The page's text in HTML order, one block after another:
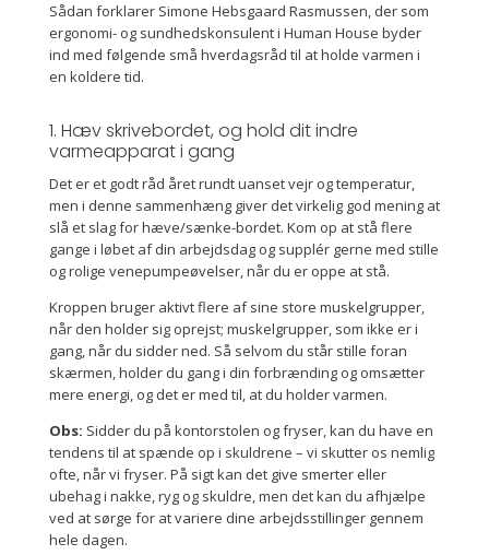
Sådan forklarer Simone Hebsgaard Rasmussen, der som
ergonomi- og sundhedskonsulent i Human House byder
ind med følgende små hverdagsråd til at holde varmen i
en koldere tid.
1. Hæv skrivebordet, og hold dit indre
varmeapparat i gang
Det er et godt råd året rundt uanset vejr og temperatur,
men i denne sammenhæng giver det virkelig god mening at
slå et slag for hæve/sænke-bordet. Kom op at stå flere
gange i løbet af din arbejdsdag og supplér gerne med stille
og rolige venepumpeøvelser, når du er oppe at stå.
Kroppen bruger aktivt flere af sine store muskelgrupper,
når den holder sig oprejst; muskelgrupper, som ikke er i
gang, når du sidder ned. Så selvom du står stille foran
skærmen, holder du gang i din forbrænding og omsætter
mere energi, og det er med til, at du holder varmen.
Obs: Sidder du på kontorstolen og fryser, kan du have en
tendens til at spænde op i skuldrene – vi skutter os nemlig
ofte, når vi fryser. På sigt kan det give smerter eller
ubehag i nakke, ryg og skuldre, men det kan du afhjælpe
ved at sørge for at variere dine arbejdsstillinger gennem
hele dagen.